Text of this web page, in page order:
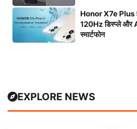
Honor X7e Plus
120Hz डिस्प्ले और
स्मार्टफोन
EXPLORE NEWS